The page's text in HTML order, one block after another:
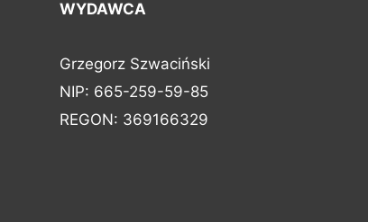
WYDAWCA
Grzegorz Szwaciński
NIP: 665-259-59-85
REGON: 369166329